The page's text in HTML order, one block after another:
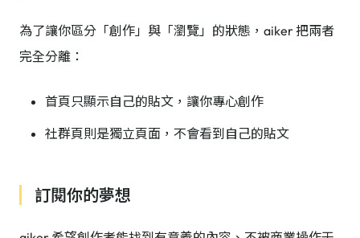
為了讓你區分「創作」與「瀏覽」的狀態，aiker 把兩者
完全分離：
首頁只顯示自己的貼文，讓你專心創作
社群頁則是獨立頁面，不會看到自己的貼文
訂閱你的夢想